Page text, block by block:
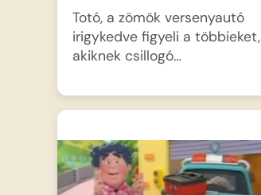
Totó, a zömök versenyautó
irigykedve figyeli a többieket,
akiknek csillogó…